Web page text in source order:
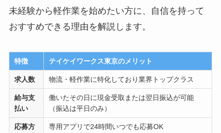
未経験から軽作業を始めたい方に、自信を持って
おすすめできる理由を解説します。
特徴 テイケイワークス東京のメリット
求人数 物流・軽作業に特化しており業界トップクラス
給与支
払い
働いたその日に現金受取または翌日振込が可能
（振込は平日のみ）
応募方
専用アプリで24時間いつでも応募OK